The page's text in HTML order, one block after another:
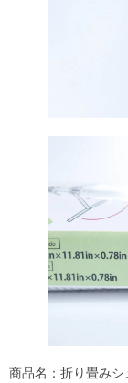
商品名：折り畳み